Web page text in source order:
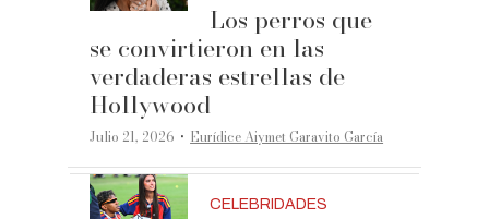
Los perros que
se convirtieron en las
verdaderas estrellas de
Hollywood
Julio 21, 2026 ·Eurídice Aiymet Garavito García
CELEBRIDADES